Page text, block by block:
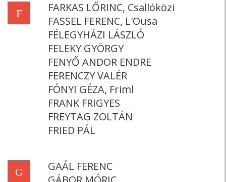
F
FARKAS LŐRINC, Csallóközi
FASSEL FERENC, L'Ousa
FÉLEGYHÁZI LÁSZLÓ
FELEKY GYÖRGY
FENYŐ ANDOR ENDRE
FERENCZY VALÉR
FÓNYI GÉZA, Friml
FRANK FRIGYES
FREYTAG ZOLTÁN
FRIED PÁL
G
GAÁL FERENC